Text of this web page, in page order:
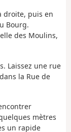
droite, puis en
Bourg.
des Moulins,
Laissez une rue
la Rue de
mètres
un rapide